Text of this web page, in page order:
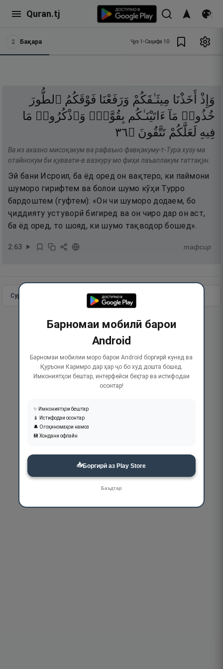
Quran.tj
2 Бақара Ҷуз 1 •Саҳифа 10
وَإِذْ أَخَذْنَا مِيثَـٰقَكُمْ وَرَفَعْنَا فَوْقَكُمُ ٱلطُّورَ
خُذُوا۟ مَآ ءَاتَيْنَـٰكُم بِقُوَّةٍۢ وَٱذْكُرُوا۟ مَا
فِيهِ لَعَلَّكُمْ تَتَّقُونَ ۝٦٣
Ва из ахазно мисоқакум ва рафаъно фавқакуму-т-Тура хузу ма
отайнокум би қуввати-в вазкуру мо фиҳи лаъаллакум таттақун.
Эй бани Исроил, ба ёд оред он вақтеро, ки паймони
шуморо гирифтем ва болои шумо кӯҳи Турро
бардоштем (гуфтем): «Он чи шуморо додаем, бо
ҷиддияту устуворӣ бигиред ва он чиро дар он аст,
ба ёд оред, то шояд, ки шумо тақводор бошед».
2:63 тафсир
Сураи пурра Идома додан
Барномаи мобилӣ барои
Android
Барномаи мобилии моро барои Android боргирӣ кунед ва
Қуръони Каримро дар ҳар ҷо бо худ дошта бошед.
Имкониятҳои бештар, интерфейси беҳтар ва истифодаи
осонтар!
✨ Имкониятҳои бештар
📱 Истифодаи осонтар
🔔 Огоҳиномаҳои намоз
💾 Хондани офлайн
📥Боргирӣ аз Play Store
Баъдтар